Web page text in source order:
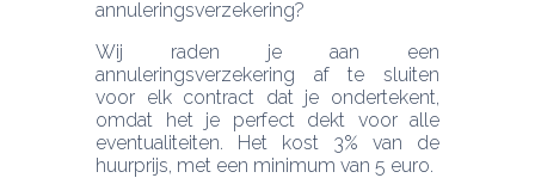
Wij raden je aan een
annuleringsverzekering af te sluiten
voor elk contract dat je ondertekent,
omdat het je perfect dekt voor alle
eventualiteiten. Het kost 3% van de
huurprijs, met een minimum van 5 euro.